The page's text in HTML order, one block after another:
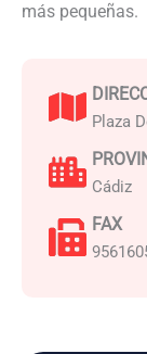
más pequeñas.
Plaza
Cádiz
FAX